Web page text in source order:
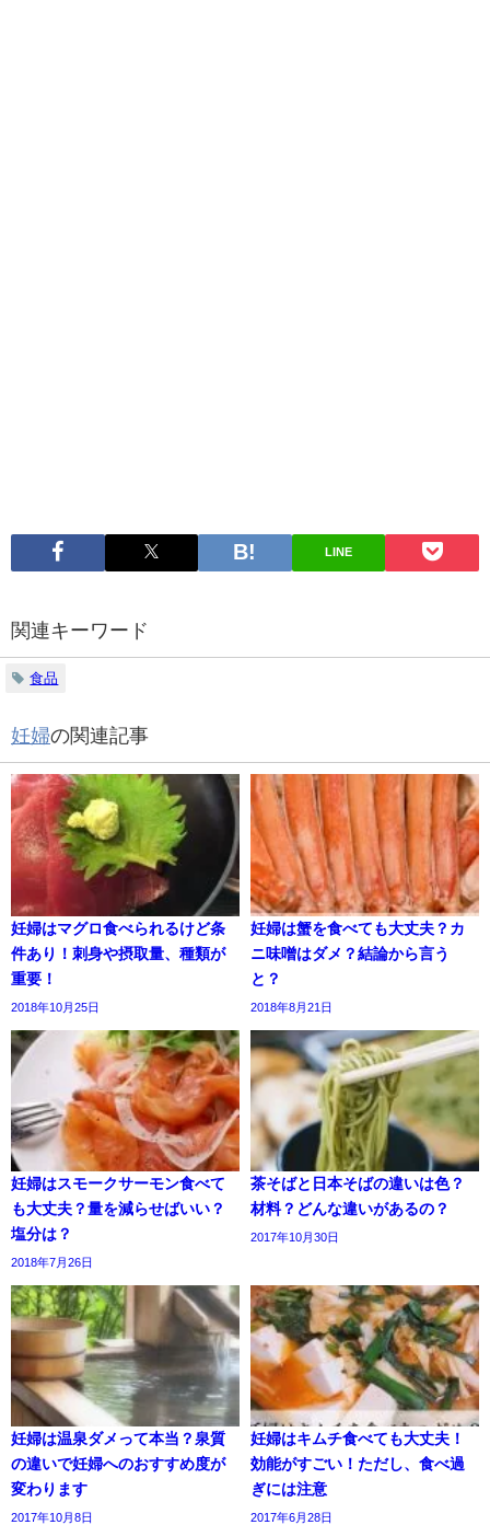
LINE
関連キーワード
食品
妊婦の関連記事
妊婦はマグロ食べられるけど条
件あり！刺身や摂取量、種類が
重要！
2018年10月25日
妊婦は蟹を食べても大丈夫？カ
ニ味噌はダメ？結論から言う
と？
2018年8月21日
妊婦はスモークサーモン食べて
も大丈夫？量を減らせばいい？
塩分は？
2018年7月26日
茶そばと日本そばの違いは色？
材料？どんな違いがあるの？
2017年10月30日
妊婦は温泉ダメって本当？泉質
の違いで妊婦へのおすすめ度が
変わります
2017年10月8日
妊婦はキムチ食べても大丈夫！
効能がすごい！ただし、食べ過
ぎには注意
2017年6月28日